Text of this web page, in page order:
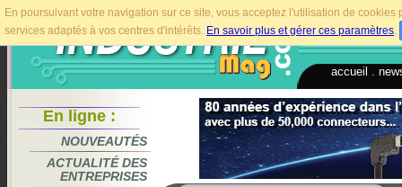
En poursuivant votre navigation sur ce site, vous acceptez l'utilisation de
services adaptés à vos centres d'intérêts. En savoir plus et gérer ces paramètres.
accueil
En ligne :
NOUVEAUTÉS
ACTUALITÉ DES
ENTREPRISES